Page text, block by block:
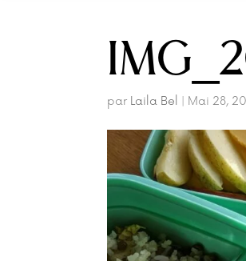
par Laila Bel Mai 28,